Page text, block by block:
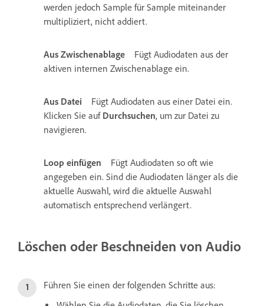
werden jedoch Sample für Sample miteinander
multipliziert, nicht addiert.
Aus Zwischenablage
Fügt Audiodaten aus der
aktiven internen Zwischenablage ein.
Aus Datei
Fügt Audiodaten aus einer Datei ein.
Klicken Sie auf Durchsuchen, um zur Datei zu
navigieren.
Loop einfügen
Fügt Audiodaten so oft wie
angegeben ein. Sind die Audiodaten länger als die
aktuelle Auswahl, wird die aktuelle Auswahl
automatisch entsprechend verlängert.
Löschen oder Beschneiden von Audio
Führen Sie einen der folgenden Schritte aus: